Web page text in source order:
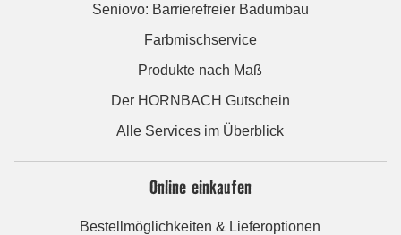
Seniovo: Barrierefreier Badumbau
Farbmischservice
Produkte nach Maß
Der HORNBACH Gutschein
Alle Services im Überblick
Online einkaufen
Bestellmöglichkeiten & Lieferoptionen